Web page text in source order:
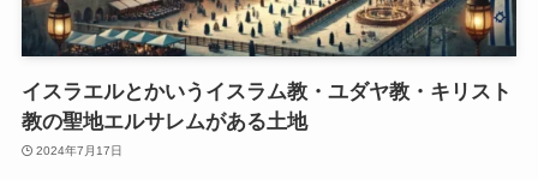
イスラエルとかいうイスラム教・ユダヤ教・キリスト
教の聖地エルサレムがある土地
2024年7月17日